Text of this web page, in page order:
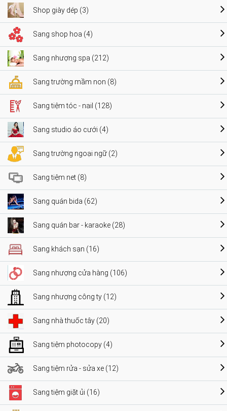
Shop giày dép (3)
Sang shop hoa (4)
Sang nhượng spa (212)
Sang trường mầm non (8)
Sang tiệm tóc - nail (128)
Sang studio áo cưới (4)
Sang trường ngoại ngữ (2)
Sang tiệm net (8)
Sang quán bida (62)
Sang quán bar - karaoke (28)
Sang khách sạn (16)
Sang nhượng cửa hàng (106)
Sang nhượng công ty (12)
Sang nhà thuốc tây (20)
Sang tiệm photocopy (4)
Sang tiệm rửa - sửa xe (12)
Sang tiệm giặt ủi (16)